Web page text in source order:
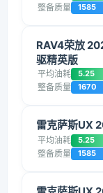
整备质量 1585
RAV4荣放
驱精英版
平均油耗 5.25
整备质量 1670
雷克萨斯UX
平均油耗 5.25
整备质量 1585